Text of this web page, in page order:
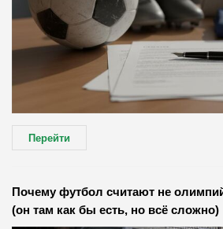
Перейти
Почему футбол считают не
(он там как бы есть, но всё сложно)